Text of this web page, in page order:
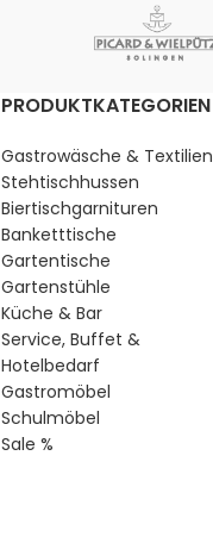
PRODUKTKATEGORIEN
Gastrowäsche & Textilien
Stehtischhussen
Biertischgarnituren
Banketttische
Gartentische
Gartenstühle
Küche & Bar
Service, Buffet &
Hotelbedarf
Gastromöbel
Schulmöbel
Sale %